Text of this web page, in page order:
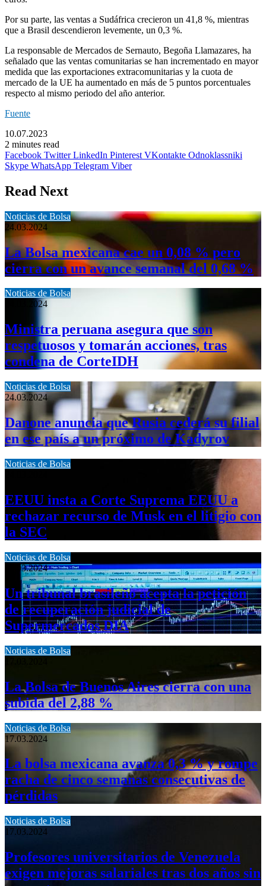
Por su parte, las ventas a Sudáfrica crecieron un 41,8 %, mientras
que a Brasil descendieron levemente, un 0,3 %.
La responsable de Mercados de Sernauto, Begoña Llamazares, ha
señalado que las ventas comunitarias se han incrementado en mayor
medida que las exportaciones extracomunitarias y la cuota de
mercado de la UE ha aumentado en más de 5 puntos porcentuales
respecto al mismo periodo del año anterior.
Fuente
10.07.2023
2 minutes read
Facebook Twitter LinkedIn Pinterest VKontakte Odnoklassniki
Skype WhatsApp Telegram Viber
Read Next
Noticias de Bolsa
24.03.2024
La Bolsa mexicana cae un 0,08 % pero
cierra con un avance semanal del 0,68 %
Noticias de Bolsa
24.03.2024
Ministra peruana asegura que son
respetuosos y tomarán acciones, tras
condena de CorteIDH
Noticias de Bolsa
24.03.2024
Danone anuncia que Rusia cederá su filial
en ese país a un próximo de Kadyrov
Noticias de Bolsa
EEUU insta a Corte Suprema EEUU a
rechazar recurso de Musk en el litigio con
la SEC
Noticias de Bolsa
24.03.2024
Un tribunal brasileño acepta la petición
de recuperación judicial de
Supermercados DIA
Noticias de Bolsa
La Bolsa de Buenos Aires cierra con una
subida del 2,88 %
Noticias de Bolsa
17.03.2024
La bolsa mexicana avanza 0,3 % y rompe
racha de cinco semanas consecutivas de
pérdidas
Noticias de Bolsa
17.03.2024
Profesores universitarios de Venezuela
exigen mejoras salariales tras dos años sin